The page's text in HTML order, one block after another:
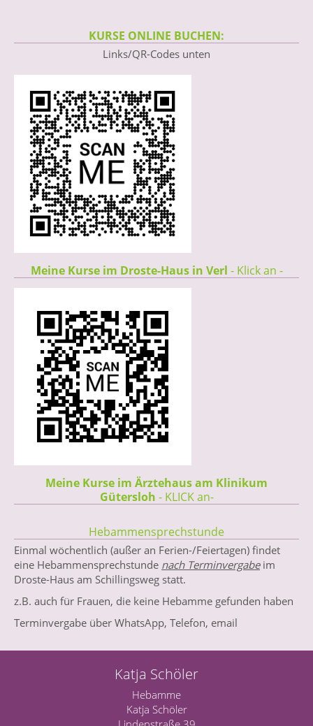
KURSE ONLINE BUCHEN:
Links/QR-Codes unten
Meine Kurse im Droste-Haus in Verl - Klick an -
Meine Kurse im Ärztehaus am Klinikum
Gütersloh - KLICK an-
Hebammensprechstunde
Einmal wöchentlich (außer an Ferien-/Feiertagen) findet
eine Hebammensprechstunde nach Terminvergabeim
Droste-Haus am Schillingsweg statt.
z.B. auch für Frauen, die keine Hebamme gefunden haben
Terminvergabe über WhatsApp, Telefon, email
Katja Schöler
Hebamme
Katja Schöler